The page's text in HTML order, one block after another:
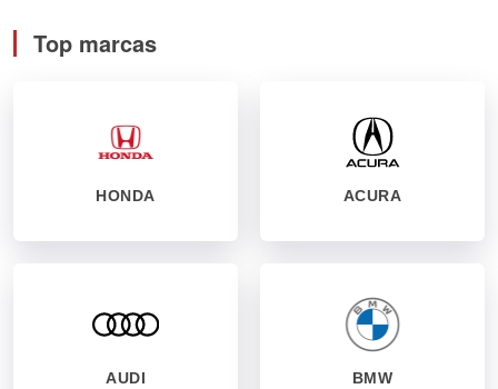
Top marcas
HONDA ACURA
AUDI BMW